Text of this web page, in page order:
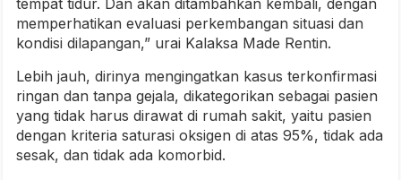
tempat tidur. Dan akan ditambahkan kembali, dengan
memperhatikan evaluasi perkembangan situasi dan
kondisi dilapangan,” urai Kalaksa Made Rentin.
Lebih jauh, dirinya mengingatkan kasus terkonfirmasi
ringan dan tanpa gejala, dikategorikan sebagai pasien
yang tidak harus dirawat di rumah sakit, yaitu pasien
dengan kriteria saturasi oksigen di atas 95%, tidak ada
sesak, dan tidak ada komorbid.